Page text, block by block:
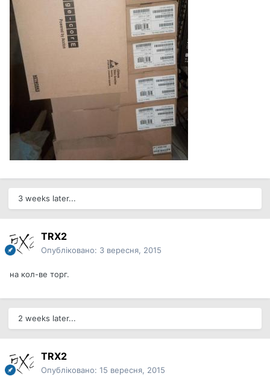
3 weeks later...
TRX2
Опубліковано: 3 вересня, 2015
на кол-ве торг.
2 weeks later...
TRX2
Опубліковано: 15 вересня, 2015